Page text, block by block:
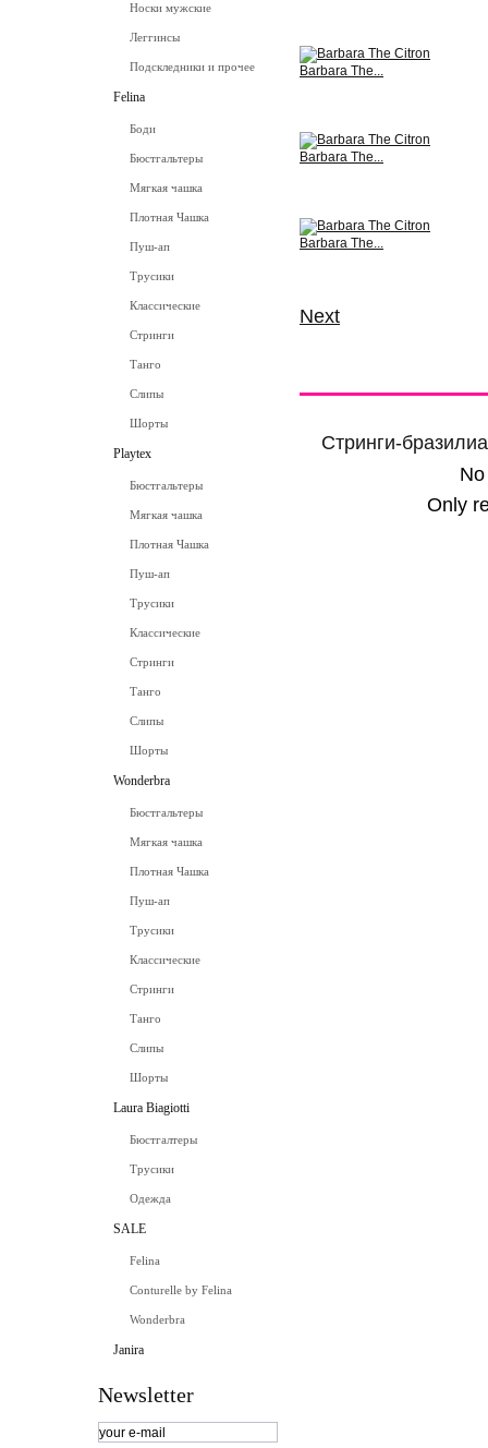
Носки мужские
Леггинсы
Подскледники и прочее
Felina
Боди
Бюстгальтеры
Мягкая чашка
Плотная Чашка
Пуш-ап
Трусики
Классические
Стринги
Танго
Слипы
Шорты
Playtex
Бюстгальтеры
Мягкая чашка
Плотная Чашка
Пуш-ап
Трусики
Классические
Стринги
Танго
Слипы
Шорты
Wonderbra
Бюстгальтеры
Мягкая чашка
Плотная Чашка
Пуш-ап
Трусики
Классические
Стринги
Танго
Слипы
Шорты
Laura Biagiotti
Бюстгалтеры
Трусики
Одежда
SALE
Felina
Conturelle by Felina
Wonderbra
Janira
Newsletter
Barbara The...
Barbara The...
Barbara The...
Next
Стринги-
Only